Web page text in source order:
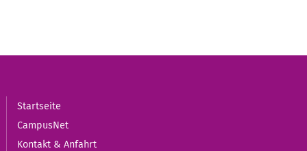
Startseite
CampusNet
Kontakt & Anfahrt